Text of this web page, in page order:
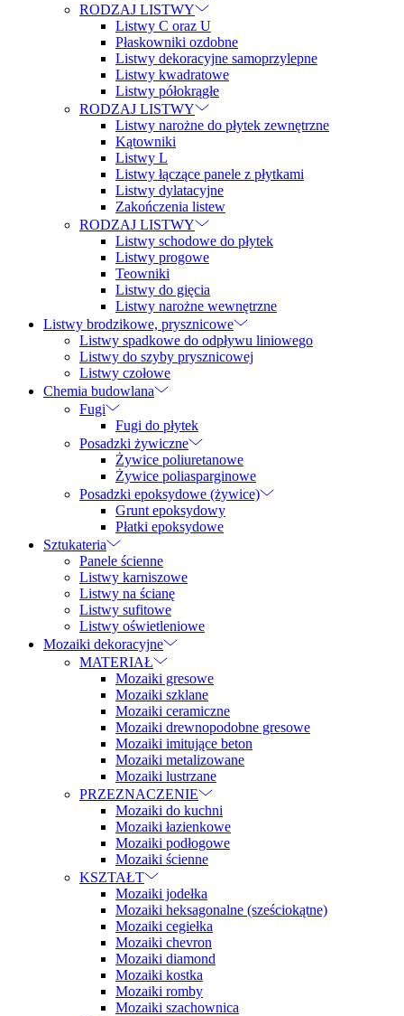
RODZAJ LISTWY
Listwy C oraz U
Płaskowniki ozdobne
Listwy dekoracyjne samoprzylepne
Listwy kwadratowe
Listwy półokrągłe
RODZAJ LISTWY
Listwy narożne do płytek zewnętrzne
Kątowniki
Listwy L
Listwy łączące panele z płytkami
Listwy dylatacyjne
Zakończenia listew
RODZAJ LISTWY
Listwy schodowe do płytek
Listwy progowe
Teowniki
Listwy do gięcia
Listwy narożne wewnętrzne
Listwy brodzikowe, prysznicowe
Listwy spadkowe do odpływu liniowego
Listwy do szyby prysznicowej
Listwy czołowe
Chemia budowlana
Fugi
Fugi do płytek
Posadzki żywiczne
Żywice poliuretanowe
Żywice poliasparginowe
Posadzki epoksydowe (żywice)
Grunt epoksydowy
Płatki epoksydowe
Sztukateria
Panele ścienne
Listwy karniszowe
Listwy na ścianę
Listwy sufitowe
Listwy oświetleniowe
Mozaiki dekoracyjne
MATERIAŁ
Mozaiki gresowe
Mozaiki szklane
Mozaiki ceramiczne
Mozaiki drewnopodobne gresowe
Mozaiki imitujące beton
Mozaiki metalizowane
Mozaiki lustrzane
PRZEZNACZENIE
Mozaiki do kuchni
Mozaiki łazienkowe
Mozaiki podłogowe
Mozaiki ścienne
KSZTAŁT
Mozaiki jodełka
Mozaiki heksagonalne (sześciokątne)
Mozaiki cegiełka
Mozaiki chevron
Mozaiki diamond
Mozaiki kostka
Mozaiki romby
Mozaiki szachownica